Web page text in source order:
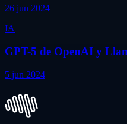
26 jun 2024
IA
GPT-5 de OpenAI y
5 jun 2024